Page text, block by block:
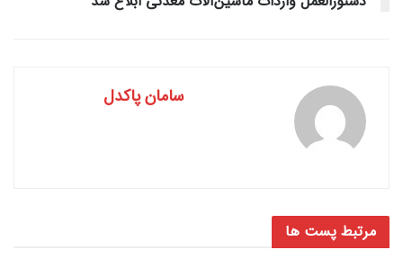
سامان پاکدل
مرتبط پست ها